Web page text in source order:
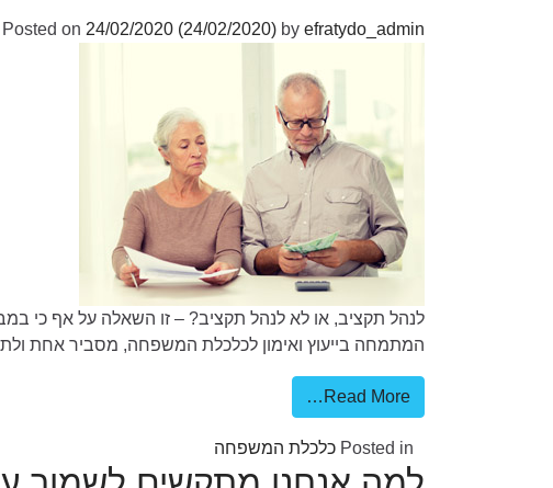
Posted on 24/02/2020 (24/02/2020) by efratydo_admin
לנהל תקציב, או לא לנהל תקציב? – זו השאלה על אף כי
המתמחה בייעוץ ואימון לכלכלת המשפחה, מסביר אחת
Read More…
Posted in כלכלת המשפחה